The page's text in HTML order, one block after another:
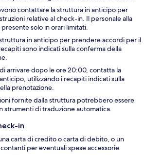
contattare la struttura in anticipo per
relative al check-in. Il personale alla
solo in orari limitati.
in anticipo per prendere accordi per il
sono indicati sulla conferma della
arrivare dopo le ore 20:00, contatta la
utilizzando i recapiti indicati sulla
prenotazione.
fornite dalla struttura potrebbero essere
strumenti di traduzione automatica.
in
carta di credito o carta di debito, o un
per eventuali spese accessorie